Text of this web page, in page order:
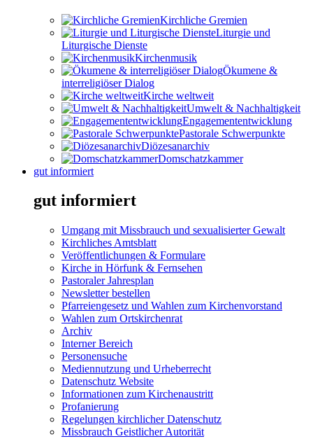
Kirchliche Gremien
Liturgie und
Liturgische Dienste
Kirchenmusik
Ökumene &
interreligiöser Dialog
Kirche weltweit
Umwelt & Nachhaltigkeit
Engagemententwicklung
Pastorale Schwerpunkte
Diözesanarchiv
Domschatzkammer
gut informiert
gut informiert
Umgang mit Missbrauch und sexualisierter Gewalt
Kirchliches Amtsblatt
Veröffentlichungen & Formulare
Kirche in Hörfunk & Fernsehen
Pastoraler Jahresplan
Newsletter bestellen
Pfarreiengesetz und Wahlen zum Kirchenvorstand
Wahlen zum Ortskirchenrat
Archiv
Interner Bereich
Personensuche
Mediennutzung und Urheberrecht
Datenschutz Website
Informationen zum Kirchenaustritt
Profanierung
Regelungen kirchlicher Datenschutz
Missbrauch Geistlicher Autorität